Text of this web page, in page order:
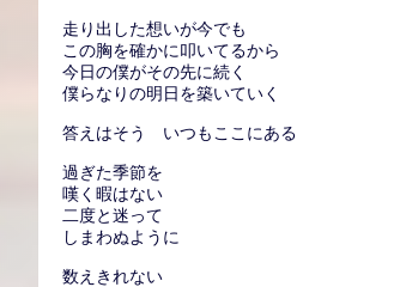
走り出した想いが今でも
この胸を確かに叩いてるから
今日の僕がその先に続く
僕らなりの明日を築いていく
答えはそう いつもここにある
過ぎた季節を
嘆く暇はない
二度と迷って
しまわぬように
数えきれない